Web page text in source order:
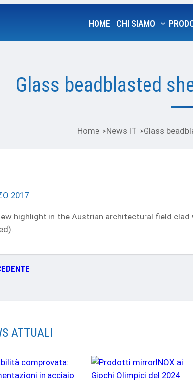
HOME CHI SIAMO
Glass beadblasted
Home News IT Glass
2017
highlight in the Austrian architectural field
ATTUALI